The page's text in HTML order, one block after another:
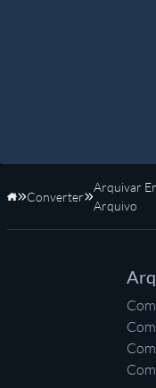
Início
Converter
Arquivar
Arquivo